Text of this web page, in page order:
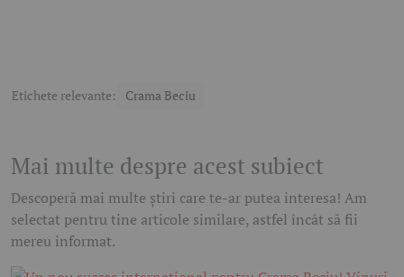
Etichete relevante: Crama Beciu
Mai multe despre acest subiect
Descoperă mai multe știri care te-ar putea interesa! Am
selectat pentru tine articole similare, astfel încât să fii
mereu informat.